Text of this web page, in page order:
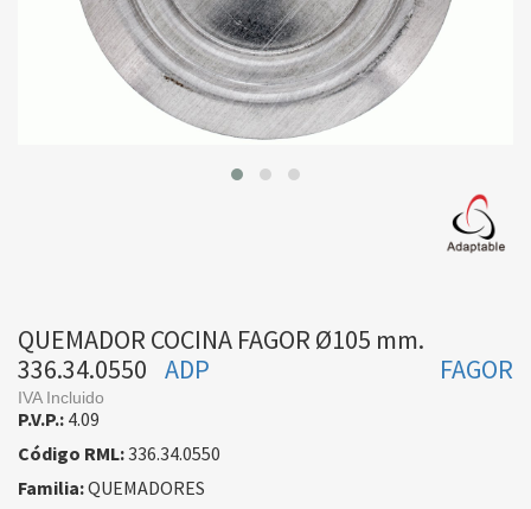
QUEMADOR COCINA FAGOR Ø105 mm.
336.34.0550
FAGOR
ADP
IVA Incluido
P.V.P.: 4.09
Código RML:336.34.0550
Familia:QUEMADORES